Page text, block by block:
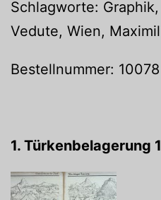
Schlagworte:
Vedute, Wien,
Bestellnummer: 10078
1. Türkenbelagerung